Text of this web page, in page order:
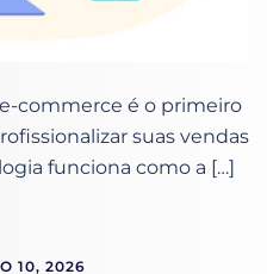
commerce é o primeiro
suas vendas
funciona como a […]
10, 2026